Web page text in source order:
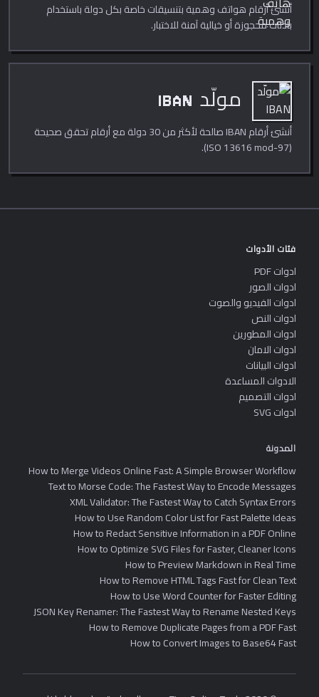
أنشئ أرقام هواتف وهمية بتنسيقات خاصة بكل دولة باستخدام
بادئات محجوزة أو خيالية آمنة للاختبار.
مولّد IBAN
أنشئ أرقام IBAN صالحة لأكثر من 30 دولة مع أرقام تحقق صحيحة
(ISO 13616 mod-97).
فئات الأدوات
ادوات PDF
ادوات الصور
ادوات الفيديو والصوت
ادوات النص
ادوات المطورين
ادوات الامان
ادوات البيانات
الادوات المساعدة
ادوات التصميم
ادوات SVG
المدونة
How to Merge Videos Online Fast: A Simple Browser Workflow
Text to Morse Code: The Fastest Way to Encode Messages
XML Validator: The Fastest Way to Catch Syntax Errors
How to Use Random Color List for Fast Palette Ideas
How to Redact Sensitive Information in a PDF Online
How to Optimize SVG Files for Faster, Cleaner Icons
How to Preview Markdown in Real Time
How to Remove HTML Tags Fast for Clean Text
How to Use Word Counter for Faster Editing
JSON Key Renamer: The Fastest Way to Rename Nested Keys
How to Remove Duplicate Pages from a PDF Fast
How to Convert Images to Base64 Fast